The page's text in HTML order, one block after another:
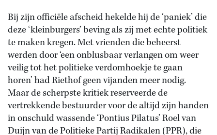
Bij zijn officiële afscheid hekelde hij de ‘paniek’ die
deze ‘kleinburgers’ beving als zij met echte politiek
te maken kregen. Met vrienden die beheerst
werden door ‘een onblusbaar verlangen om weer
veilig tot het politieke verdomhoekje te gaan
horen’ had Riethof geen vijanden meer nodig.
Maar de scherpste kritiek reserveerde de
vertrekkende bestuurder voor de altijd zijn handen
in onschuld wassende ‘Pontius Pilatus’ Roel van
Duijn van de Politieke Partij Radikalen (PPR), die